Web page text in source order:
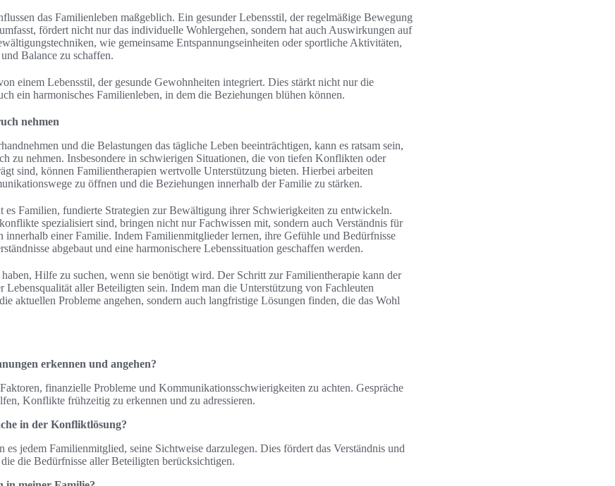
das Familienleben maßgeblich. Ein gesunder Lebensstil, der regelmäßige Bewegung
fördert nicht nur das individuelle Wohlergehen, sondern hat auch Auswirkungen auf
wie gemeinsame Entspannungseinheiten oder sportliche Aktivitäten,
Balance zu schaffen.
einem Lebensstil, der gesunde Gewohnheiten integriert. Dies stärkt nicht nur die
ein harmonisches Familienleben, in dem die Beziehungen blühen können.
nehmen
und die Belastungen das tägliche Leben beeinträchtigen, kann es ratsam sein,
zu nehmen. Insbesondere in schwierigen Situationen, die von tiefen Konflikten oder
sind, können Familientherapien wertvolle Unterstützung bieten. Hierbei arbeiten
zu öffnen und die Beziehungen innerhalb der Familie zu stärken.
es Familien, fundierte Strategien zur Bewältigung ihrer Schwierigkeiten zu entwickeln.
spezialisiert sind, bringen nicht nur Fachwissen mit, sondern auch Verständnis für
einer Familie. Indem Familienmitglieder lernen, ihre Gefühle und Bedürfnisse
abgebaut und eine harmonischere Lebenssituation geschaffen werden.
Hilfe zu suchen, wenn sie benötigt wird. Der Schritt zur Familientherapie kann der
Lebensqualität aller Beteiligten sein. Indem man die Unterstützung von Fachleuten
aktuellen Probleme angehen, sondern auch langfristige Lösungen finden, die das Wohl
erkennen und angehen?
finanzielle Probleme und Kommunikationsschwierigkeiten zu achten. Gespräche
Konflikte frühzeitig zu erkennen und zu adressieren.
in der Konfliktlösung?
es jedem Familienmitglied, seine Sichtweise darzulegen. Dies fördert das Verständnis und
die Bedürfnisse aller Beteiligten berücksichtigen.